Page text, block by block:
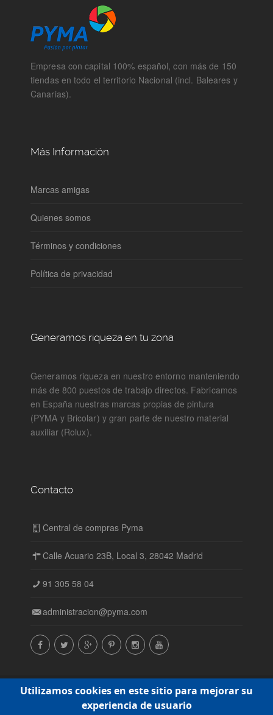
Empresa con capital 100% español, con más de 150
tiendas en todo el territorio Nacional (incl. Baleares y
Canarias).
Más Información
Marcas amigas
Quienes somos
Términos y condiciones
Política de privacidad
Generamos riqueza en tu zona
Generamos riqueza en nuestro entorno manteniendo
más de 800 puestos de trabajo directos. Fabricamos
en España nuestras marcas propias de pintura
(PYMA y Bricolar) y gran parte de nuestro material
auxiliar (Rolux).
Contacto
Central de compras Pyma
Calle Acuario 23B, Local 3, 28042 Madrid
91 305 58 04
administracion@pyma.com
© Central de compras Pyma SL. Todos los derechos
reservados. 2015-2016 |
Política de cookies
Utilizamos cookies en este sitio para mejorar su
experiencia de usuario